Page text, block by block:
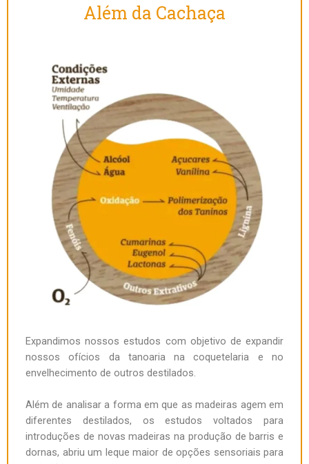
Além da Cachaça
Expandimos nossos estudos com objetivo de expandir
nossos ofícios da tanoaria na coquetelaria e no
envelhecimento de outros destilados.
Além de analisar a forma em que as madeiras agem em
diferentes destilados, os estudos voltados para
introduções de novas madeiras na produção de barris e
dornas, abriu um leque maior de opções sensoriais para